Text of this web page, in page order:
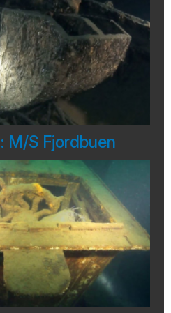
M/S Fjordbuen